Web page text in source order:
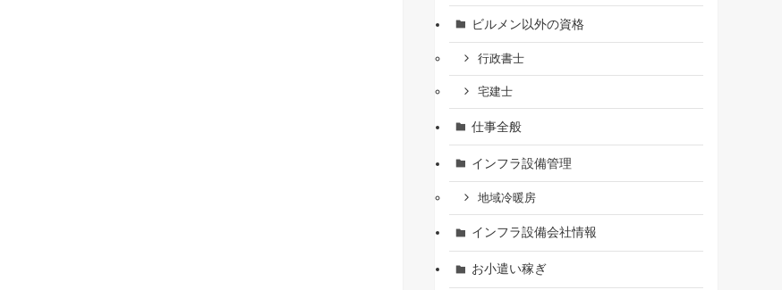
ビルメン以外の資格
行政書士
宅建士
仕事全般
インフラ設備管理
地域冷暖房
インフラ設備会社情報
お小遣い稼ぎ